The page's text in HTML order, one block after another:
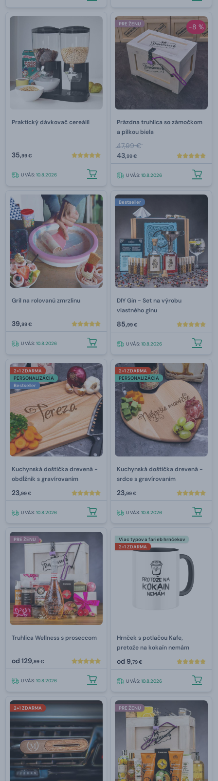
Praktický dávkovač cereálií
35,99 €
U VÁS:10.8.2026
-8 %
PRE ŽENU
Prázdna truhlica so zámočkom
a pílkou biela
47,99 €
43,99 €
U VÁS:10.8.2026
Gril na rolovanú zmrzlinu
39,99 €
U VÁS:10.8.2026
Bestseller
DIY Gin - Set na výrobu
vlastného ginu
85,99 €
U VÁS:10.8.2026
2+1 ZDARMA
PERSONALIZÁCIA
Bestseller
Kuchynská doštička drevená -
obdĺžnik s gravírovaním
23,99 €
U VÁS:10.8.2026
2+1 ZDARMA
PERSONALIZÁCIA
Kuchynská doštička drevená -
srdce s gravírovaním
23,99 €
U VÁS:10.8.2026
PRE ŽENU
Truhlica Wellness s proseccom
od 129,99 €
U VÁS:10.8.2026
Viac typov a farieb hrnčekov
2+1 ZDARMA
Hrnček s potlačou Kafe,
pretože na kokaín nemám
od 9,79 €
U VÁS:10.8.2026
2+1 ZDARMA PRE ŽENU